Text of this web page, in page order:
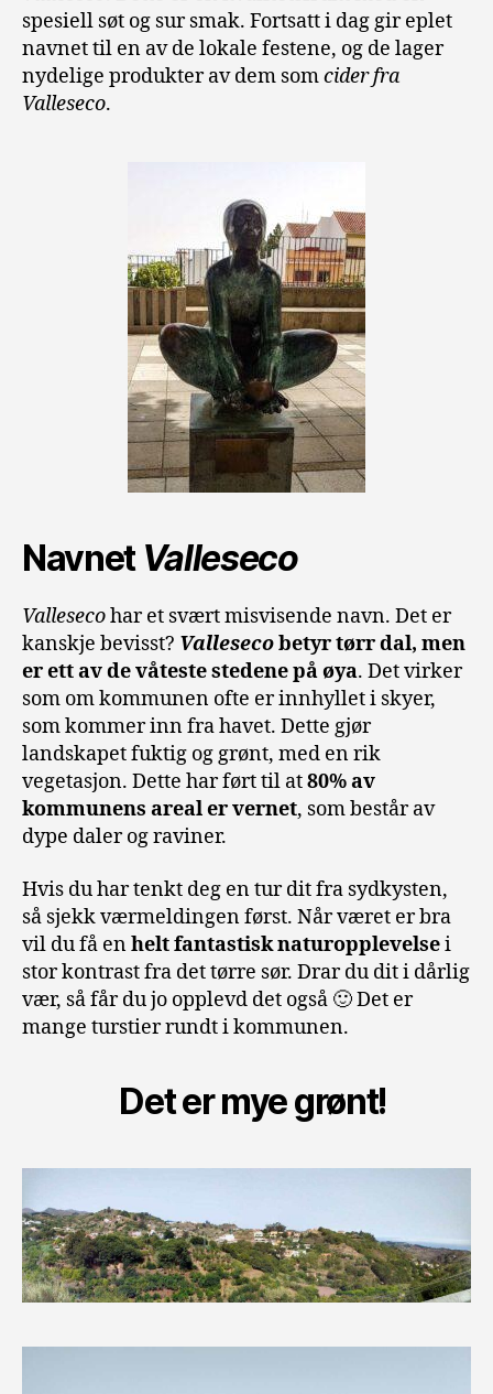
spesiell søt og sur smak. Fortsatt i dag gir eplet
navnet til en av de lokale festene, og de lager
nydelige produkter av dem somcider fra
Valleseco.
Navnet Valleseco
Vallesecohar et svært misvisende navn. Det er
kanskje bevisst? Vallesecobetyr tørr dal, men
er ett av de våteste stedene på øya. Det virker
som om kommunen ofte er innhyllet i skyer,
som kommer inn fra havet. Dette gjør
landskapet fuktig og grønt, med en rik
vegetasjon. Dette har ført til at80% av
kommunens areal er vernet, som består av
dype daler og raviner.
Hvis du har tenkt deg en tur dit fra sydkysten,
så sjekk værmeldingen først. Når været er bra
vil du få enhelt fantastisk naturopplevelsei
stor kontrast fra det tørre sør. Drar du dit i dårlig
vær, så får du jo opplevd det også 🙂 Det er
mange turstier rundt i kommunen.
Det er mye grønt!